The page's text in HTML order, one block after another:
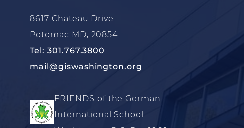
8617 Chateau Drive
Potomac MD, 20854
Tel: 301.767.3800
mail@giswashington.org
FRIENDS of the German
International School